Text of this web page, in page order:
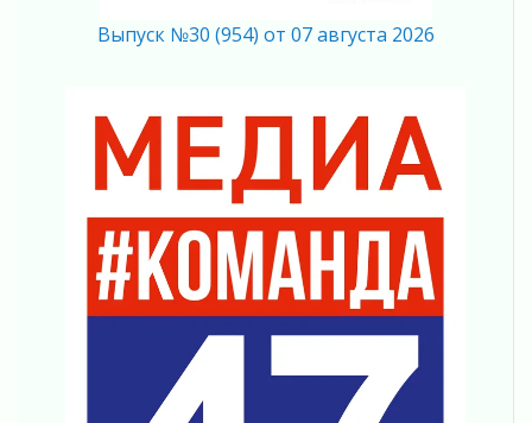
Память, сталь и музыка
04 августа 2026
Никакого принуждения, только письменное
согласие
04 августа 2026
Без риска для здоровья и кошелька
04 августа 2026
Важная информация
04 августа 2026
Что делать со сбережениями
Награды нашли строителей
03 августа 2026
Выпуск №30 (954) от 07 августа 2026